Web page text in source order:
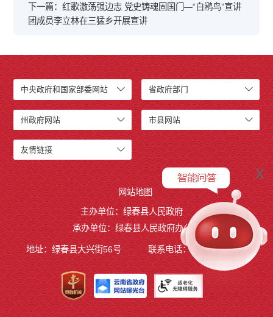
下一篇：红歌激荡强边志 党史铸魂固国门—“白鹇鸟”宣讲
团成员李立林在三猛乡开展宣讲
中央政府和国家部委网站 省政府部门
州政府网站 市县网站
友情链接
x
网站地图
主办单位：绿春县人民政府
承办单位：绿春县人民政府办公室
地址：绿春县大兴街56号 联系电话：0873-4221495